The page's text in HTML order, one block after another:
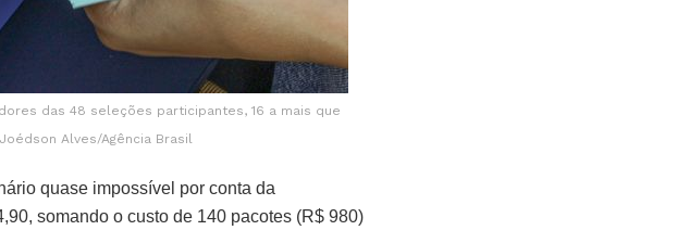
das 48 seleções participantes, 16 a mais que
Alves/Agência Brasil
quase impossível por conta da
somando o custo de 140 pacotes (R$ 980)